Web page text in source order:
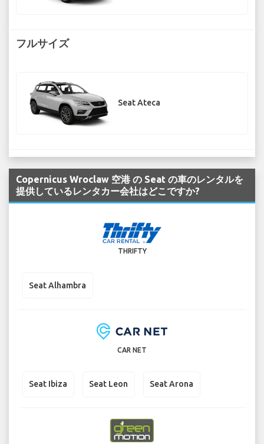
フルサイズ
Seat Ateca
Copernicus Wroclaw 空港 の Seat の車のレンタルを
提供しているレンタカー会社はどこですか?
THRIFTY
Seat Alhambra
CAR NET
Seat Ibiza Seat Leon Seat Arona